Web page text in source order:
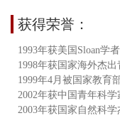
获得荣誉：
1993年获美国Sloan学
1998年获国家海外杰
1999年4月被国家教育
2002年获中国青年科学
2003年获国家自然科学